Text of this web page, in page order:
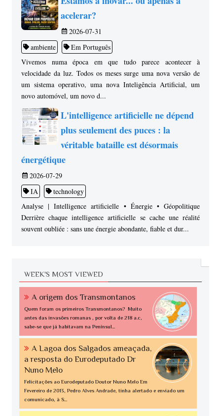
acelerar?
2026-07-31
ambiente
Em Português
Vivemos numa época em que tudo parece acontecer à
velocidade da luz. Todos os meses surge uma nova versão de
um sistema operativo, uma nova Inteligência Artificial, um
novo automóvel, um novo d...
L'intelligence artificielle ne dépend
plus seulement des puces : la
véritable bataille est désormais
énergétique
2026-07-29
IA
technology
Analyse | Intelligence artificielle • Énergie • Géopolitique
Derrière chaque intelligence artificielle se cache une réalité
souvent oubliée : sans une énergie abondante, fiable et dur...
WEEK'S MOST VIEWED
A origem dos Transmontanos
Quem foram os primeiros Transmontanos? Muito
antes das invasões romanas , por volta de 218 a.c,
sabe-se que já habitavam na Penínsul...
A Lagoa dos Salgados ameaçada,
a resposta do Eurodeputado Dr
Nuno Melo
Felicitações ao Eurodeputado Doutor Nuno Melo Em
Fevereiro de 2013, Pedro Alves Andrade, tinha alertado e enviado um
comunicado, à S...